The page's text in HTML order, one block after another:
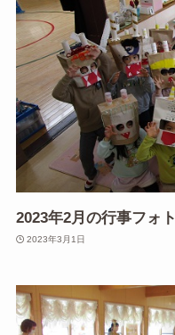
2023年2月の行事フォト
2023年3月1日